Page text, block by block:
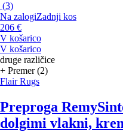
(3)
Na zalogiZadnji kos
206 €
V košarico
V košarico
druge različice
+ Premer (2)
Flair Rugs
Preproga Remy
dolgimi vlakni,